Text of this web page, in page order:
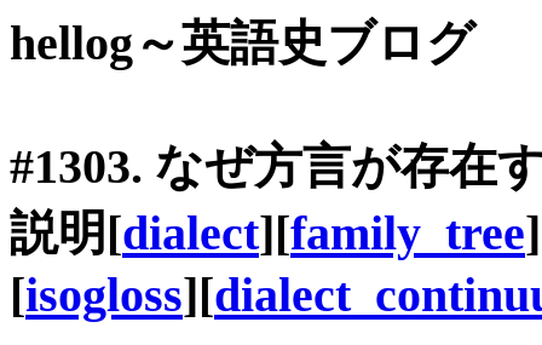
hellog～英語史ブログ
#1303. なぜ方言が存在
説明[dialect][family_tree
[isogloss][